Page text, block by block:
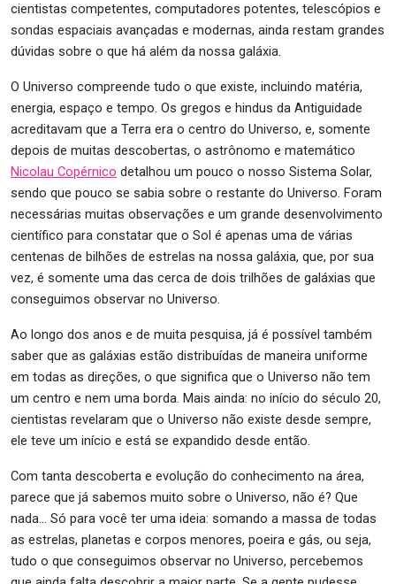
cientistas competentes, computadores potentes, telescópios e
sondas espaciais avançadas e modernas, ainda restam grandes
dúvidas sobre o que há além da nossa galáxia.
O Universo compreende tudo o que existe, incluindo matéria,
energia, espaço e tempo. Os gregos e hindus da Antiguidade
acreditavam que a Terra era o centro do Universo, e, somente
depois de muitas descobertas, o astrônomo e matemático
Nicolau Copérnico detalhou um pouco o nosso Sistema Solar,
sendo que pouco se sabia sobre o restante do Universo. Foram
necessárias muitas observações e um grande desenvolvimento
científico para constatar que o Sol é apenas uma de várias
centenas de bilhões de estrelas na nossa galáxia, que, por sua
vez, é somente uma das cerca de dois trilhões de galáxias que
conseguimos observar no Universo.
Ao longo dos anos e de muita pesquisa, já é possível também
saber que as galáxias estão distribuídas de maneira uniforme
em todas as direções, o que significa que o Universo não tem
um centro e nem uma borda. Mais ainda: no início do século 20,
cientistas revelaram que o Universo não existe desde sempre,
ele teve um início e está se expandido desde então.
Com tanta descoberta e evolução do conhecimento na área,
parece que já sabemos muito sobre o Universo, não é? Que
nada… Só para você ter uma ideia: somando a massa de todas
as estrelas, planetas e corpos menores, poeira e gás, ou seja,
tudo o que conseguimos observar no Universo, percebemos